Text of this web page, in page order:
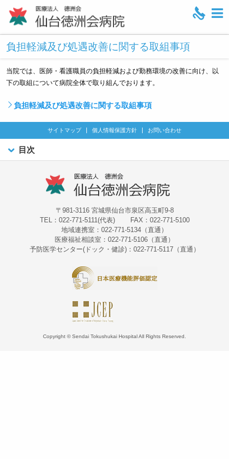
e
負担軽減及び処遇改善に関する取組事項
当院では、医師・看護職員の負担軽減および勤務環境の改善に向け、以
下の取組について病院全体で取り組んでおります。
負担軽減及び処遇改善に関する取組事項
サイトマップ 個人情報保護方針 お問い合わせ
目次
〒981-3116 宮城県仙台市泉区高玉町9-8
TEL：022-771-5111(代表)
FAX：022-771-5100
地域連携室：022-771-5134（直通）
医療福祉相談室：022-771-5106（直通）
予防医学センター(ドック・健診)：022-771-5117（直通）
Copyright © Sendai Tokushukai Hospital All Rights Reserved.